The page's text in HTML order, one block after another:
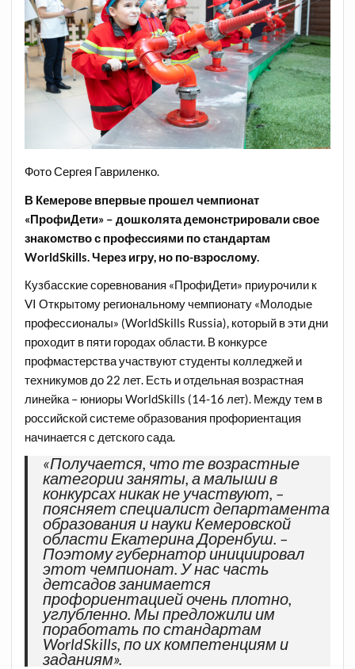
Фото Сергея Гавриленко.
В Кемерове впервые прошел чемпионат
«ПрофиДети» – дошколята демонстрировали свое
знакомство с профессиями по стандартам
WorldSkills. Через игру, но по-взрослому.
Кузбасские соревнования «ПрофиДети» приурочили к
VI Открытому региональному чемпионату «Молодые
профессионалы» (WorldSkills Russia), который в эти дни
проходит в пяти городах области. В конкурсе
профмастерства участвуют студенты колледжей и
техникумов до 22 лет. Есть и отдельная возрастная
линейка – юниоры WorldSkills (14-16 лет). Между тем в
российской системе образования профориентация
начинается с детского сада.
«Получается, что те возрастные
категории заняты, а малыши в
конкурсах никак не участвуют, –
поясняет специалист департамента
образования и науки Кемеровской
области Екатерина Доренбуш. –
Поэтому губернатор инициировал
этот чемпионат. У нас часть
детсадов занимается
профориентацией очень плотно,
углубленно. Мы предложили им
поработать по стандартам
WorldSkills, по их компетенциям и
заданиям».